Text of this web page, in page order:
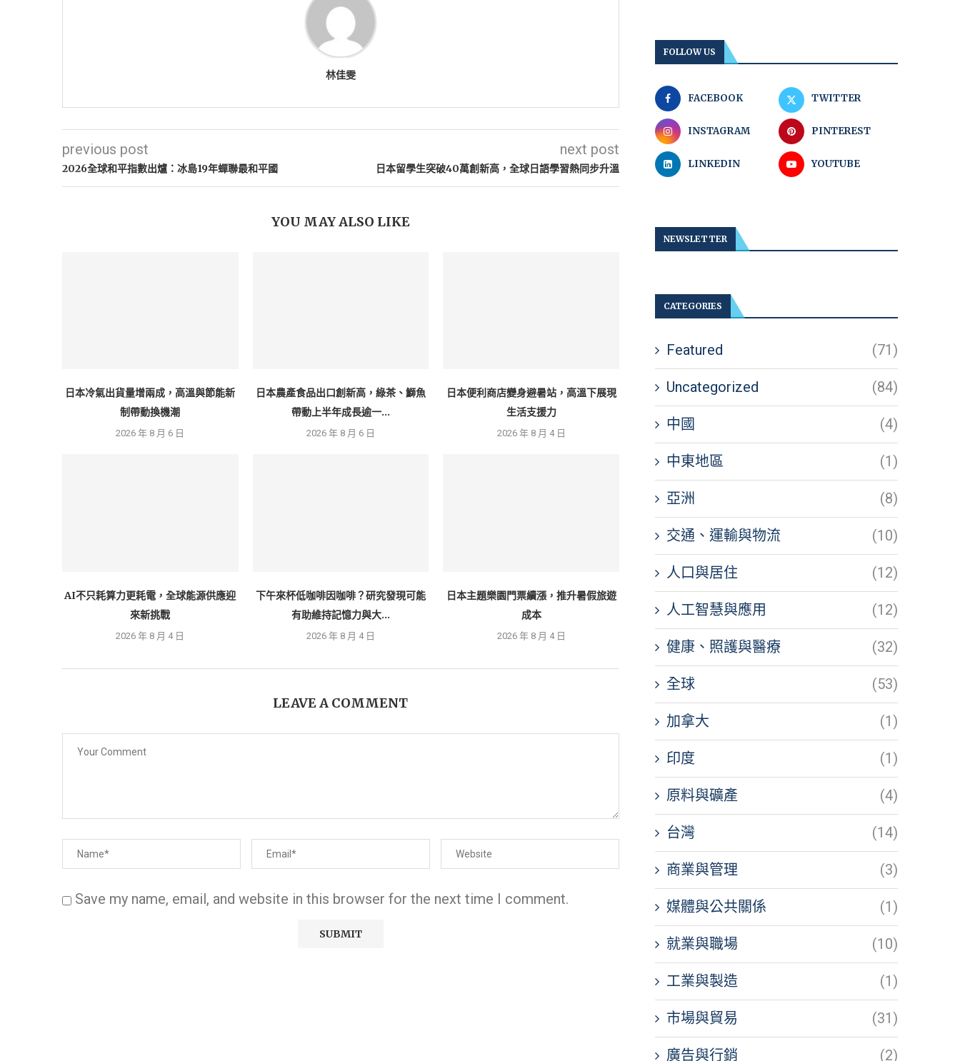
林佳雯
previous post
2026全球和平指數出爐：冰島19年蟬聯最和平國
next post
日本留學生突破40萬創新高，全球日語學習熱同步升溫
YOU MAY ALSO LIKE
日本冷氣出貨量增兩成，高溫與節能新
制帶動換機潮
2026 年 8 月 6 日
日本農產食品出口創新高，綠茶、鰤魚
帶動上半年成長逾一...
2026 年 8 月 6 日
日本便利商店變身避暑站，高溫下展現
生活支援力
2026 年 8 月 4 日
AI不只耗算力更耗電，全球能源供應迎
來新挑戰
2026 年 8 月 4 日
下午來杯低咖啡因咖啡？研究發現可能
有助維持記憶力與大...
2026 年 8 月 4 日
日本主題樂園門票續漲，推升暑假旅遊
成本
2026 年 8 月 4 日
LEAVE A COMMENT
Save my name, email, and website in this browser for the next time I comment.
FOLLOW US
FACEBOOK TWITTER
INSTAGRAM PINTEREST
LINKEDIN YOUTUBE
NEWSLETTER
CATEGORIES
Featured (71)
Uncategorized (84)
中國 (4)
中東地區 (1)
亞洲 (8)
交通、運輸與物流 (10)
人口與居住 (12)
人工智慧與應用 (12)
健康、照護與醫療 (32)
全球 (53)
加拿大 (1)
印度 (1)
原料與礦產 (4)
台灣 (14)
商業與管理 (3)
媒體與公共關係 (1)
就業與職場 (10)
工業與製造 (1)
市場與貿易 (31)
廣告與行銷 (2)